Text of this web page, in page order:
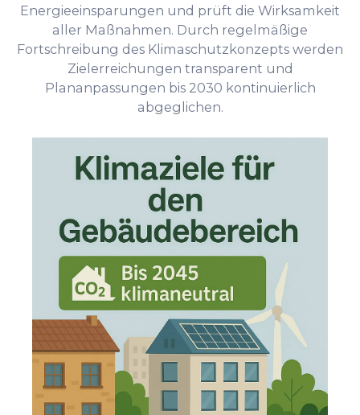
Energieeinsparungen und prüft die Wirksamkeit
aller Maßnahmen. Durch regelmäßige
Fortschreibung des Klimaschutzkonzepts werden
Zielerreichungen transparent und
Plananpassungen bis 2030 kontinuierlich
abgeglichen.